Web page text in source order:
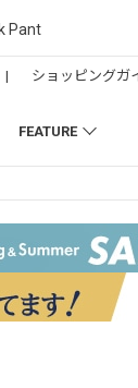
Pant
FEATURE
| ショッピングガ